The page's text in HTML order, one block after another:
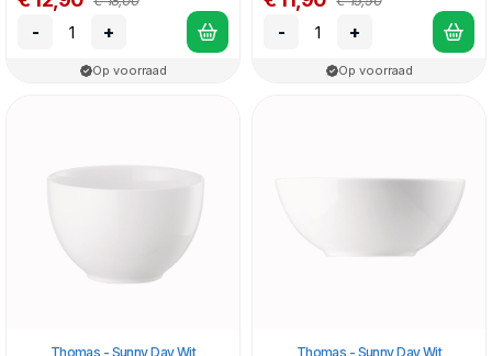
- +
Op voorraad
- +
Op voorraad
Thomas - Sunny Day Wit Thomas - Sunny Day Wit